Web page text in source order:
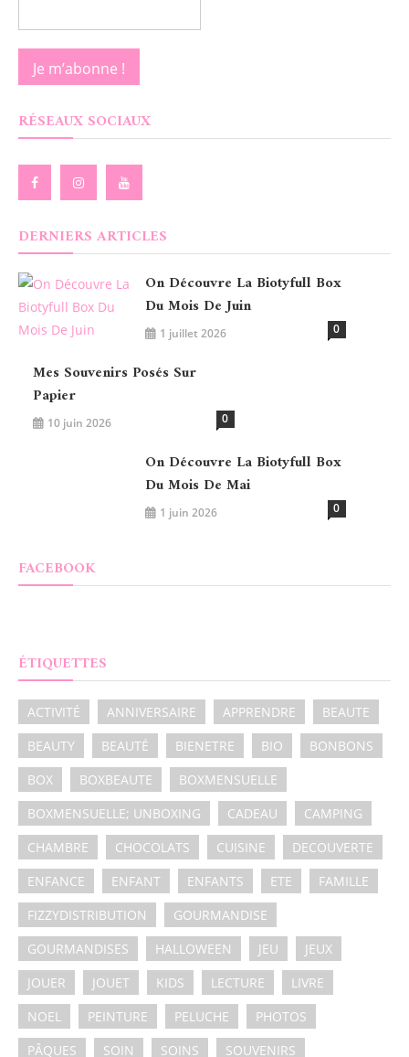
RÉSEAUX SOCIAUX
DERNIERS ARTICLES
On Découvre La Biotyfull Box
Du Mois De Juin
1 juillet 2026 0
Mes Souvenirs Posés Sur
Papier
10 juin 2026 0
On Découvre La Biotyfull Box
Du Mois De Mai
1 juin 2026 0
FACEBOOK
ÉTIQUETTES
ACTIVITÉ ANNIVERSAIRE APPRENDRE
BEAUTE
BEAUTY
BEAUTÉ BIENETRE BIO
BONBONS
BOX
BOXBEAUTE
BOXMENSUELLE
BOXMENSUELLE; UNBOXING
CADEAU
CAMPING
CHAMBRE
CHOCOLATS CUISINE
DECOUVERTE
ENFANCE
ENFANT ENFANTS ETE
FAMILLE
FIZZYDISTRIBUTION
GOURMANDISE
GOURMANDISES
HALLOWEEN JEU
JEUX
JOUER
JOUET KIDS LECTURE
LIVRE
NOEL
PEINTURE PELUCHE
PHOTOS
PÂQUES
SOIN SOINS SOUVENIRS